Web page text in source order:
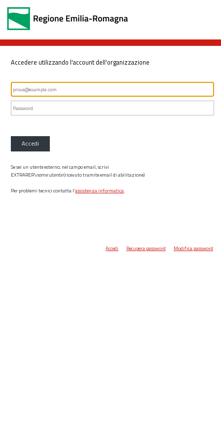
Accedere utilizzando l'account dell'organizzazione
Accedi
Se sei un utente esterno, nel campo email, scrivi
EXTRARER\nome utente(ricevuto tramite email di abilitazione)
Per problemi tecnici contatta l’assistenza informatica.
Accedi Recupera password Modifica password